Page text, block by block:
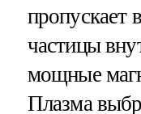
пропускает
частицы
мощные
Плазма